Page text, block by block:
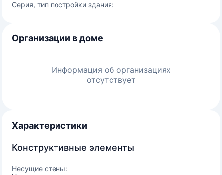
Серия, тип постройки здания:
Организации в доме
Информация об организациях
отсутствует
Характеристики
Конструктивные элементы
Несущие стены: